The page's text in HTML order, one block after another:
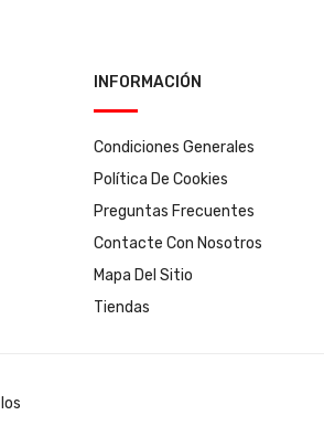
INFORMACIÓN
Condiciones Generales
Política De Cookies
Preguntas Frecuentes
Contacte Con Nosotros
Mapa Del Sitio
Tiendas